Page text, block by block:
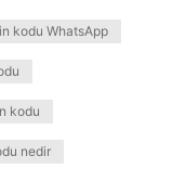
kodu WhatsApp
kodu
nedir